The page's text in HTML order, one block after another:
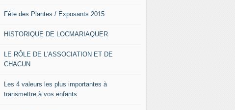
Fête des Plantes / Exposants 2015
HISTORIQUE DE LOCMARIAQUER
LE RÔLE DE L'ASSOCIATION ET DE
CHACUN
Les 4 valeurs les plus importantes à
transmettre à vos enfants